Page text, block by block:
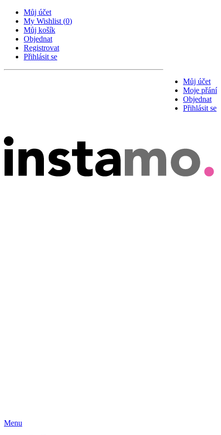
Můj účet
My Wishlist (0)
Můj košík
Objednat
Registrovat
Přihlásit se
Můj účet
Moje přání
Objednat
Přihlásit se
Menu